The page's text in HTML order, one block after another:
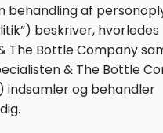
behandling af
beskriver, hvorledes
The Bottle Company
& The Bottle
indsamler og behandler